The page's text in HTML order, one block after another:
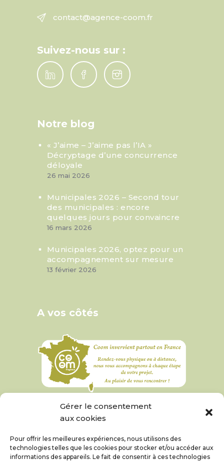
Gérer le consentement
aux cookies
Pour offrir les meilleures expériences, nous utilisons des
technologies telles que les cookies pour stocker et/ou accéder aux
informations des appareils. Le fait de consentir à ces technologies
contact@agence-coom.fr
Suivez-nous sur :
Notre blog
« J’aime – J’aime pas l’IA »
Décryptage d’une concurrence
déloyale
26 mai 2026
Municipales 2026 – Second tour
des municipales : encore
quelques jours pour convaincre
16 mars 2026
Municipales 2026, optez pour un
accompagnement sur mesure
13 février 2026
A vos côtés